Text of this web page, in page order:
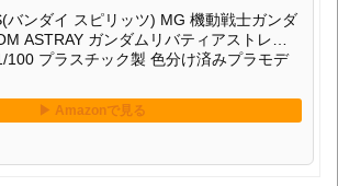
バンダイ スピリッツ) MG 機動戦士ガンダ
ASTRAY ガンダムリバティアストレイ
100 プラスチック製 色分け済みプラモデ